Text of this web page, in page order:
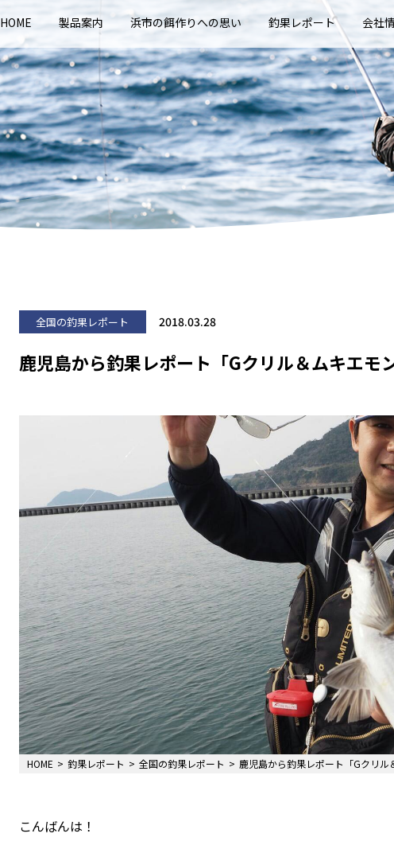
HOME 製品案内 浜市の餌作りへの思い 釣果レポート 会社
全国の釣果レポート 2018.03.28
鹿児島から釣果レポート「Gクリル＆ムキエモ
HOME 釣果レポート 全国の釣果レポート 鹿児島から釣果レポート「Gクリル
こんばんは！